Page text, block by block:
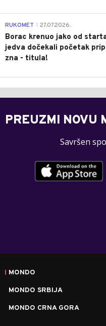
RUKOMET 27.07.2026.
Borac krenuo jako od
jedva dočekali početak
zna - titula!
PREUZMI NOVU
Savršen
MONDO
MONDO SRBIJA
MONDO CRNA GORA